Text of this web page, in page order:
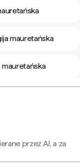
mauretańska
przez AI, a za